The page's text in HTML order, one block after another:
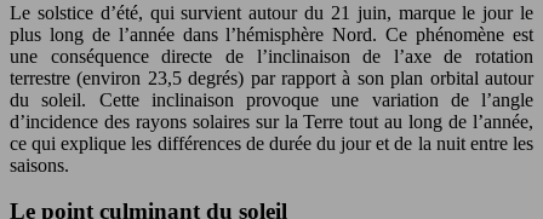
Le solstice d’été, qui survient autour du 21 juin, marque le jour le
plus long de l’année dans l’hémisphère Nord. Ce phénomène est
une conséquence directe de l’inclinaison de l’axe de rotation
terrestre (environ 23,5 degrés) par rapport à son plan orbital autour
du soleil. Cette inclinaison provoque une variation de l’angle
d’incidence des rayons solaires sur la Terre tout au long de l’année,
ce qui explique les différences de durée du jour et de la nuit entre les
saisons.
Le point culminant du soleil